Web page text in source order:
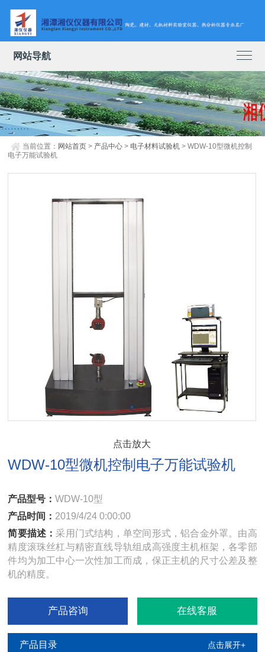
网站导航
当前位置： 网站首页 > 产品中心 > 电子材料试验机 > WDW-10型微机控制
电子万能试验机
点击放大
WDW-10型微机控制电子万能试验机
产品型号：WDW-10型
产品时间： 2019/4/24 0:00:00
简要描述：采用门式结构，单空间形式，铝合金外罩。由高
精度滚珠丝杠与精密直线导轨组成高强度主机框架，各零部
件均为加工中心一次性加工而成，保正主机的尺寸公差及整
机的精度。
产品咨询 在线客服
产品目录 点击展开+